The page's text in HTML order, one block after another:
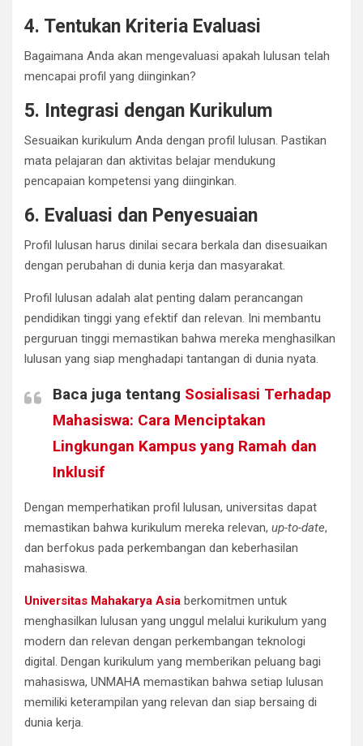
4. Tentukan Kriteria Evaluasi
Bagaimana Anda akan mengevaluasi apakah lulusan telah
mencapai profil yang diinginkan?
5. Integrasi dengan Kurikulum
Sesuaikan kurikulum Anda dengan profil lulusan. Pastikan
mata pelajaran dan aktivitas belajar mendukung
pencapaian kompetensi yang diinginkan.
6. Evaluasi dan Penyesuaian
Profil lulusan harus dinilai secara berkala dan disesuaikan
dengan perubahan di dunia kerja dan masyarakat.
Profil lulusan adalah alat penting dalam perancangan
pendidikan tinggi yang efektif dan relevan. Ini membantu
perguruan tinggi memastikan bahwa mereka menghasilkan
lulusan yang siap menghadapi tantangan di dunia nyata.
Baca juga tentang Sosialisasi Terhadap
Mahasiswa: Cara Menciptakan
Lingkungan Kampus yang Ramah dan
Inklusif
Dengan memperhatikan profil lulusan, universitas dapat
memastikan bahwa kurikulum mereka relevan, up-to-date,
dan berfokus pada perkembangan dan keberhasilan
mahasiswa.
Universitas Mahakarya Asia berkomitmen untuk
menghasilkan lulusan yang unggul melalui kurikulum yang
modern dan relevan dengan perkembangan teknologi
digital. Dengan kurikulum yang memberikan peluang bagi
mahasiswa, UNMAHA memastikan bahwa setiap lulusan
memiliki keterampilan yang relevan dan siap bersaing di
dunia kerja.